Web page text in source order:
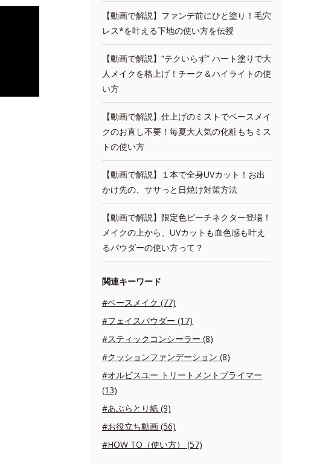
【動画で解説】ファンデ前にひと塗り！毛穴
レス*を叶える下地の使い方を伝授
【動画で解説】“テクいらず” ハート塗りで大
人メイクを格上げ！チーク＆ハイライトの使
い方
【動画で解説】仕上げのミストでベースメイ
クのお直し不要！毎夏大人気の化粧もちミス
トの使い方
【動画で解説】１本で全身UVカット！お出
かけ先の、ササっと日焼け対策方法
【動画で解説】限定色ピーチネクター登場！
メイクの上から、UVカットも血色感も叶え
るパウダーの使い方って？
関連キーワード
#ベースメイク (77)
#フェイスパウダー (17)
#スティックコンシーラー (8)
#クッションファンデーション (8)
#オルビスユー トリートメントプライマー
(13)
#あぶらとり紙 (9)
#お役立ち動画 (56)
#HOW TO（使い方） (57)